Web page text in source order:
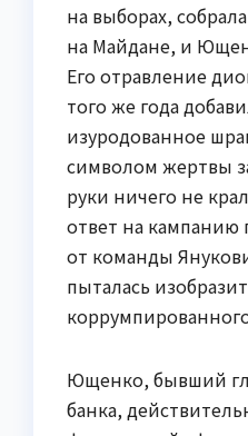
на выборах,
на Майдане, и
Его отравление
того же года
изуродованное
символом жертвы
руки ничего не
ответ на
от команды
пыталась
Ющенко, бывший
банка,